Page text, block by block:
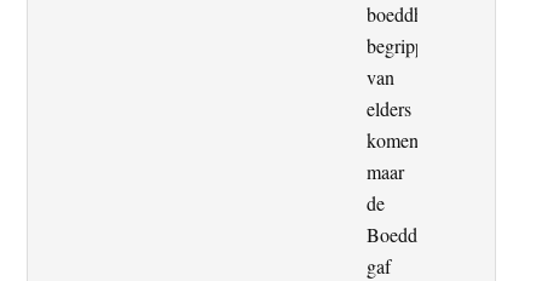
boeddhistische
begrippen
van
elders
komen,
maar
de
Boeddha
gaf